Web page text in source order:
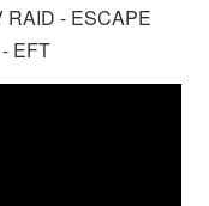
- ESCAPE
EFT